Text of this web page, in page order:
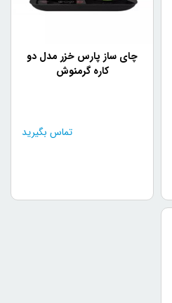
چای ساز پارس خزر مدل دو
کاره گرمنوش
تماس بگیرید